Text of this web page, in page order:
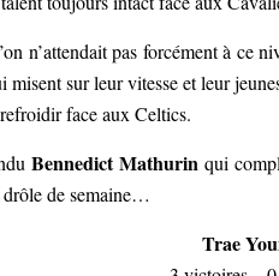
n’attendait pas forcément à ce
sur leur vitesse et leur
face aux Celtics.
Bennedict Mathurin qui
drôle de semaine…
Trae